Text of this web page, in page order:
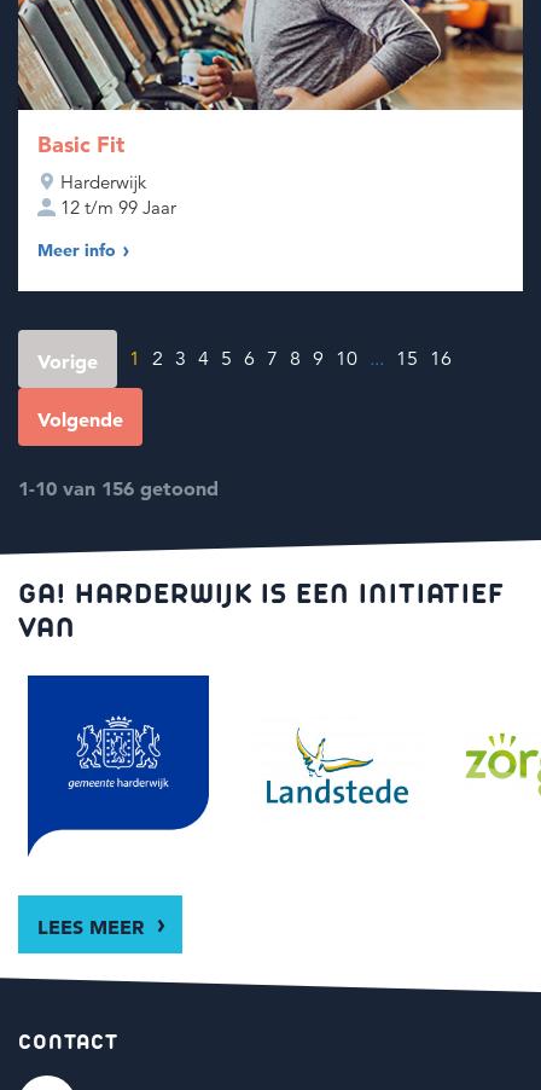
Basic Fit
Harderwijk
12 t/m 99 Jaar
Meer info
Vorige 1 2 3 4 5 6 7 8 9 10 ... 15 16
Volgende
1-10 van 156 getoond
GA! HARDERWIJK IS EEN INITIATIEF
VAN
LEES MEER
CONTACT